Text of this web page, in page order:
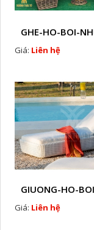
Giá: Liên hệ
Giá: Liên hệ